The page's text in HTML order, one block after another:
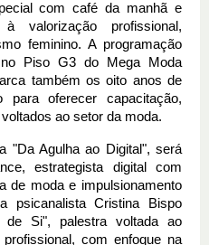
com café da manhã e
valorização profissional,
feminino. A programação
Piso G3 do Mega Moda
também os oito anos de
para oferecer capacitação,
ao setor da moda.
"Da Agulha ao Digital", será
estrategista digital com
de moda e impulsionamento
psicanalista Cristina Bispo
de Si", palestra voltada ao
com enfoque na